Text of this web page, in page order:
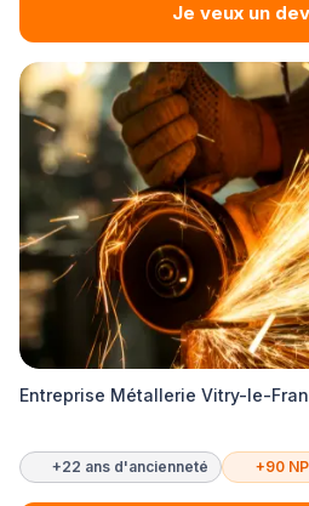
Je veux un
Entreprise Métallerie Vitry-le-
+22 ans d'ancienneté +90